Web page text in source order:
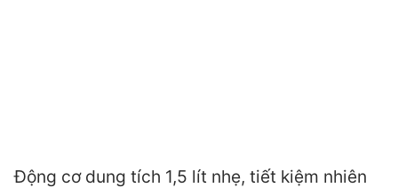
Động cơ dung tích 1,5 lít nhẹ, tiết kiệm nhiên